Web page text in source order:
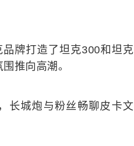
牌打造了坦克300和坦克
推向高潮。
长城炮与粉丝畅聊皮卡文